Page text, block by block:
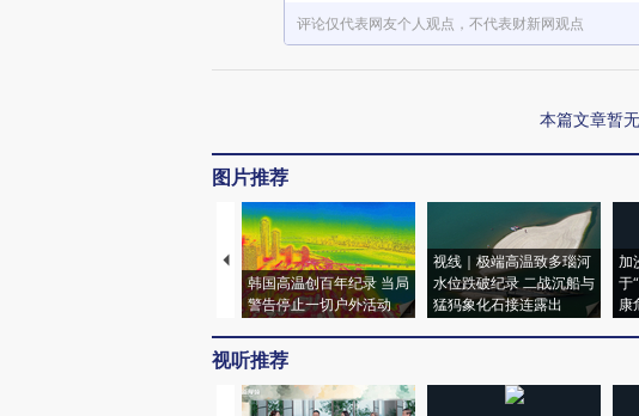
评论仅代表网友个人观点，不代表财新网观点
本篇文章暂
图片推荐
韩国高温创百年纪录 当局
警告停止一切户外活动
视线｜极端高温致多瑙河
水位跌破纪录 二战沉船与
猛犸象化石接连露出
加
于
康
视听推荐